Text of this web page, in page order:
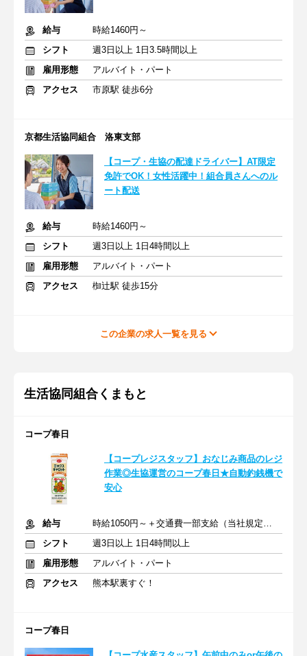
給与
時給1460円～
シフト
週3日以上 1日3.5時間以上
雇用形態
アルバイト・パート
アクセス
市原駅 徒歩6分
京都生活協同組合 洛東支部
【コープ・生協の配達ドライバー】AT限定
免許でOK！女性活躍中！組合員さんへのル
ート配送
給与
時給1460円～
シフト
週3日以上 1日4時間以上
雇用形態
アルバイト・パート
アクセス
椥辻駅 徒歩15分
この企業の求人一覧を見る
生活協同組合くまもと
コープ春日
【コープレジスタッフ】おなじみ商品のレジ
作業◎生協運営のコープ春日★自動釣銭機で
安心
給与
時給1050円～＋交通費一部支給（当社規定あり）
シフト
週3日以上 1日4時間以上
雇用形態
アルバイト・パート
アクセス
熊本駅裏すぐ！
コープ春日